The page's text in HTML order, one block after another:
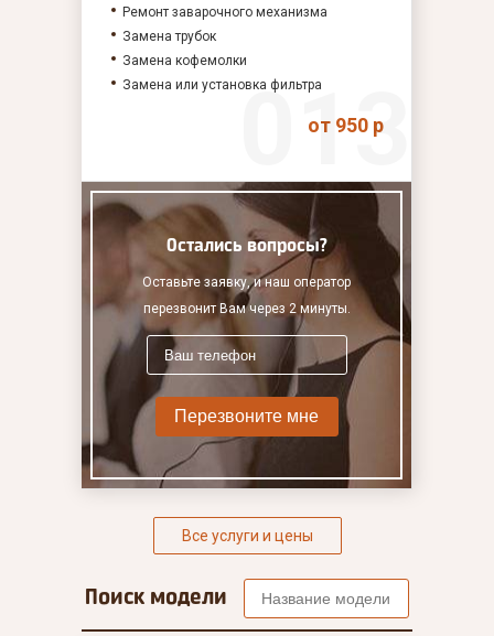
Ремонт заварочного механизма
Замена трубок
Замена кофемолки
Замена или установка фильтра
от 950 р
Остались вопросы?
Оставьте заявку, и наш оператор
перезвонит Вам через 2 минуты.
Перезвоните мне
Все услуги и цены
Поиск модели